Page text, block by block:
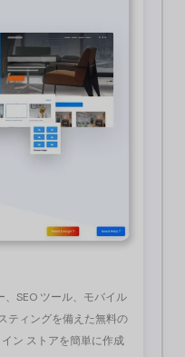
、SEO ツール、モバイル
ティングを備えた無料の
ン ストアを簡単に作成